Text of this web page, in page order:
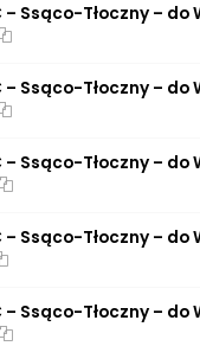
– Ssąco-Tłoczny –
– Ssąco-Tłoczny –
– Ssąco-Tłoczny –
– Ssąco-Tłoczny –
– Ssąco-Tłoczny –